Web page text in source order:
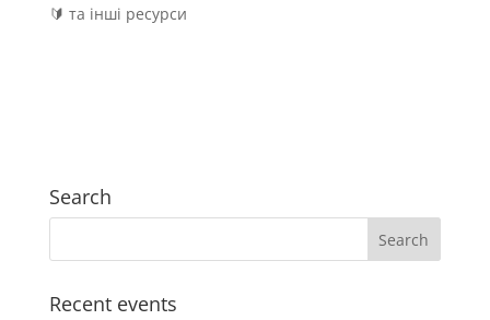
🔰 та інші ресурси
Search
Recent events